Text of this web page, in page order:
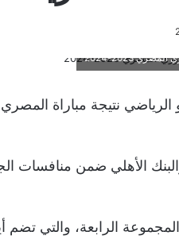
2023-2024
الرياضي نتيجة مباراة
الرابعة، والتي